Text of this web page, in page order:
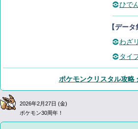
ひで
【データ
わざ
タイ
ポケモンクリスタル攻略
2026年2月27日 (金)
ポケモン30周年！